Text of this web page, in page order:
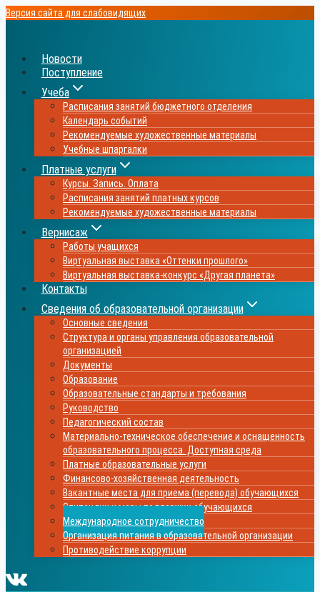
Перейти
Версия сайта для слабовидящих
Новости
Поступление
Учеба
Расписания занятий бюджетного отделения
Календарь событий
Рекомендуемые художественные материалы
Учебные шпаргалки
Платные услуги
Курсы. Запись. Оплата
Расписания занятий платных курсов
Рекомендуемые художественные материалы
Вернисаж
Работы учащихся
Виртуальная выставка «Оттенки прошлого»
Виртуальная выставка-конкурс «Другая планета»
Контакты
Сведения об образовательной организации
Основные сведения
Структура и органы управления образовательной
организацией
Документы
Образование
Образовательные стандарты и требования
Руководство
Педагогический состав
Материально-техническое обеспечение и оснащенность
образовательного процесса. Доступная среда
Платные образовательные услуги
Финансово-хозяйственная деятельность
Вакантные места для приема (перевода) обучающихся
Стипендии и меры поддержки обучающихся
Международное сотрудничество
Организация питания в образовательной организации
Противодействие коррупции